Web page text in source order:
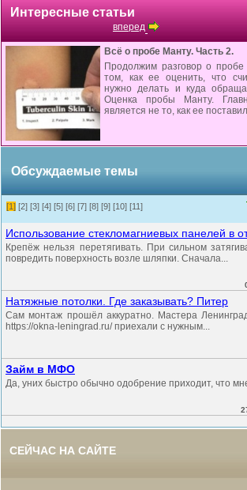
Интересные статьи
вперед
Всё о пробе Манту. Часть 2.
Продолжим разговор о
том, как ее оценить, что
нужно делать и куда
Оценка пробы Манту.
является не то, как ее
Обсуждаемые темы
[1] [2] [3] [4] [5] [6] [7] [8] [9] [10] [11]
Использование стекломагниевых панелей в
Крепёж нельзя перетягивать. При сильном
повредить поверхность возле шляпки. Сначала...
Натяжные потолки. Где заказывать? Питер
Сам монтаж прошёл аккуратно. Мастера
https://okna-leningrad.ru/ приехали с нужным...
Займ в МФО
Да, уних быстро обычно одобрение приходит, что
СЕЙЧАС НА САЙТЕ